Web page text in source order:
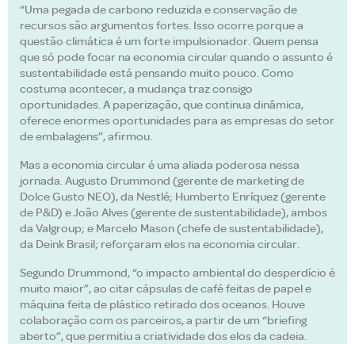
“Uma pegada de carbono reduzida e conservação de
recursos são argumentos fortes. Isso ocorre porque a
questão climática é um forte impulsionador. Quem pensa
que só pode focar na economia circular quando o assunto é
sustentabilidade está pensando muito pouco. Como
costuma acontecer, a mudança traz consigo
oportunidades. A paperização, que continua dinâmica,
oferece enormes oportunidades para as empresas do setor
de embalagens”, afirmou.
Mas a economia circular é uma aliada poderosa nessa
jornada. Augusto Drummond (gerente de marketing de
Dolce Gusto NEO), da Nestlé; Humberto Enríquez (gerente
de P&D) e João Alves (gerente de sustentabilidade), ambos
da Valgroup; e Marcelo Mason (chefe de sustentabilidade),
da Deink Brasil; reforçaram elos na economia circular.
Segundo Drummond, “o impacto ambiental do desperdício é
muito maior”, ao citar cápsulas de café feitas de papel e
máquina feita de plástico retirado dos oceanos. Houve
colaboração com os parceiros, a partir de um “briefing
aberto”, que permitiu a criatividade dos elos da cadeia.